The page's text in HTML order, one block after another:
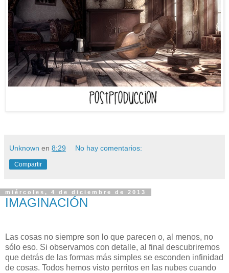
Unknown en 8:29 No hay comentarios:
Compartir
miércoles, 4 de diciembre de 2013
IMAGINACIÓN
Las cosas no siempre son lo que parecen o, al menos, no
sólo eso. Si observamos con detalle, al final descubriremos
que detrás de las formas más simples se esconden infinidad
de cosas. Todos hemos visto perritos en las nubes cuando